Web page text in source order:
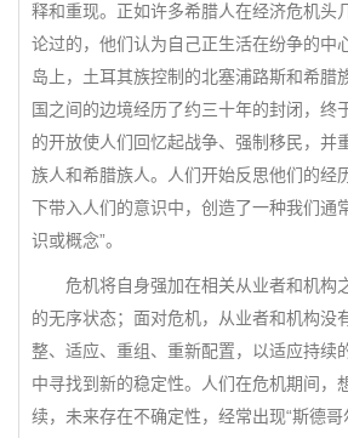
释和重现。正如许多希腊人在经济危机头
论过的，他们认为自己正生活在纷争的中
岛上，土耳其族控制的北塞浦路斯和希腊
国之间的边境经历了约三十年的封闭，终
的开放使人们回忆起战争、强制移民，并
族人和希腊族人。人们开始反思他们的经
下带入人们的意识中，创造了一种我们通
识或概念”。
危机将自身强加在相关从业者和机构
的无序状态；面对危机，从业者和机构没
整、适应、重组、重新配置，以适应持续
中寻找到新的稳定性。人们在危机期间，
续，未来存在不确定性，经常出现“斯德哥